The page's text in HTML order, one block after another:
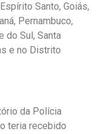
Santo, Goiás,
Pernambuco,
do Sul, Santa
e no Distrito
da Polícia
teria recebido